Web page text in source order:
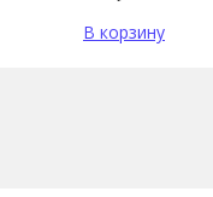
В корзину